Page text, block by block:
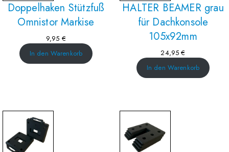
Doppelhaken Stützfuß
Omnistor Markise
9,95 €
In den Warenkorb
HALTER BEAMER grau
für Dachkonsole
105x92mm
24,95€
In den Warenkorb